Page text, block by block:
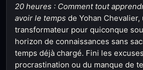
20 heures : Comment tout
avoir le temps de Yohan Chevalier,
transformateur pour quiconque
horizon de connaissances sans
temps déjà chargé. Fini les
procrastination ou du manque de